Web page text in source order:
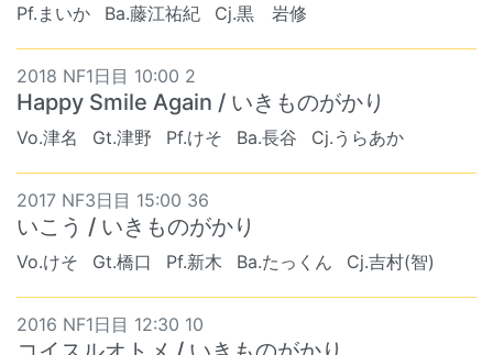
Pf.まいか
Ba.藤江祐紀 Cj.黒 岩修
2018 NF1日目 10:00 2
Happy Smile Again / いきものがかり
Vo.津名 Gt.津野 Pf.けそ Ba.長谷 Cj.うらあか
2017 NF3日目 15:00 36
いこう / いきものがかり
Vo.けそ Gt.橋口 Pf.新木 Ba.たっくん Cj.吉村(智)
2016 NF1日目 12:30 10